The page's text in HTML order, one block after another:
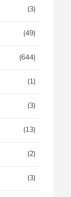
(3)
(49)
(644)
(1)
(3)
(13)
(2)
(3)